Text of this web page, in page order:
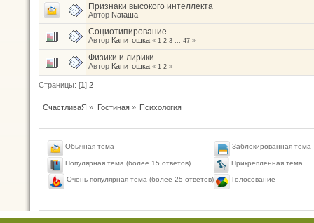
Признаки высокого интеллекта
Автор Nataшa
Социотипирование
Автор Капитошка « 1 2 3 ... 47 »
Физики и лирики.
Автор Капитошка « 1 2 »
Страницы: [1] 2
СчастливаЯ » Гостиная» Психология
Обычная тема
Популярная тема (более 15 ответов)
Очень популярная тема (более 25 ответов)
Заблокированная тема
Прикрепленная тема
Голосование